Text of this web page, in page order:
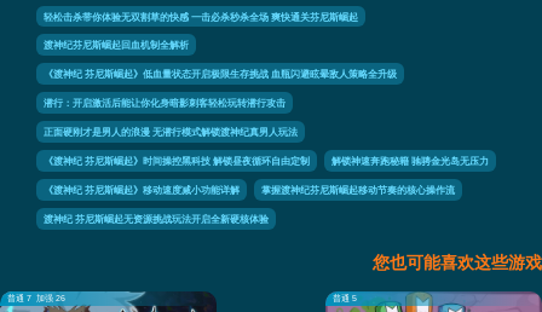
轻松击杀带你体验无双割草的快感 一击必杀秒杀全场 爽快通关芬尼斯崛起
渡神纪芬尼斯崛起回血机制全解析
《渡神纪 芬尼斯崛起》低血量状态开启极限生存挑战 血瓶闪避眩晕敌人策略全升级
潜行：开启激活后能让你化身暗影刺客轻松玩转潜行攻击
正面硬刚才是男人的浪漫 无潜行模式解锁渡神纪真男人玩法
《渡神纪 芬尼斯崛起》时间操控黑科技 解锁昼夜循环自由定制 解锁神速奔跑秘籍 驰骋金光岛无压力
《渡神纪 芬尼斯崛起》移动速度减小功能详解 掌握渡神纪芬尼斯崛起移动节奏的核心操作流
渡神纪 芬尼斯崛起无资源挑战玩法开启全新硬核体验
您也可能喜欢这些游戏
普通 7 加强 26 普通 5